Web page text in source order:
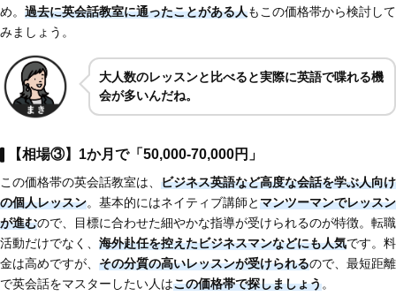
め。 過去に英会話教室に通ったことがある人もこの価格帯から検討して
みましょう。
大人数のレッスンと比べると実際に英語で喋れる機
会が多いんだね。
【相場③】1か月で「50,000-70,000円」
この価格帯の英会話教室は、 ビジネス英語など高度な会話を学ぶ人向け
の個人レッスン。基本的にはネイティブ講師とマンツーマンでレッスン
が進むので、目標に合わせた細やかな指導が受けられるのが特徴。転職
活動だけでなく、 海外赴任を控えたビジネスマンなどにも人気です。料
金は高めですが、 その分質の高いレッスンが受けられるので、最短距離
で英会話をマスターしたい人はこの価格帯で探しましょう。